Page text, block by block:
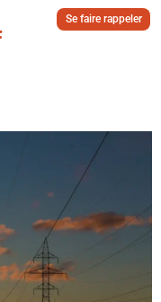
Se faire rappeler